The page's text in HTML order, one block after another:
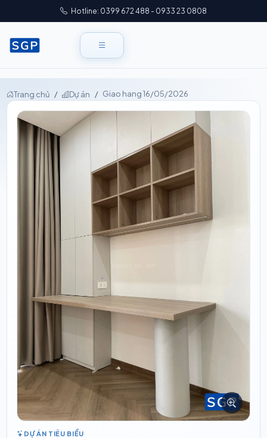
Hotline: 0399 672 488 - 0933 23 0808
Trang chủ Dự án Giao hang 16/05/2026
DỰ ÁN TIÊU BIỂU